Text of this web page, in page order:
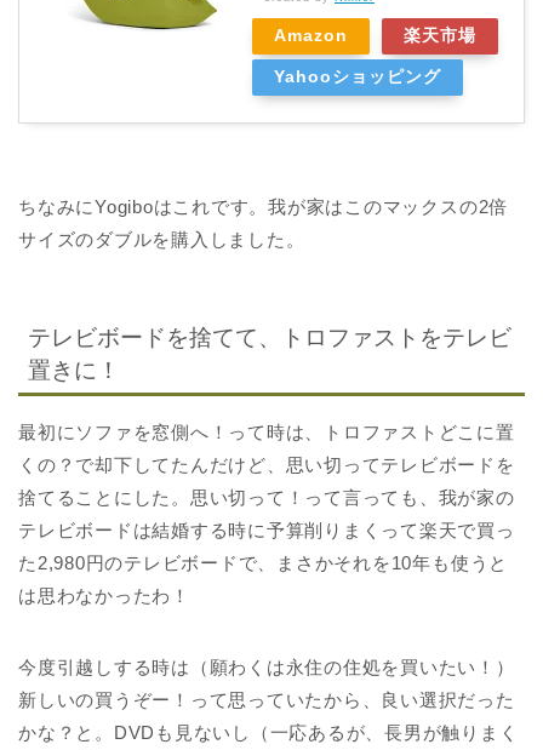
Amazon 楽天市場
Yahooショッピング
ちなみにYogiboはこれです。我が家はこのマックスの2倍
サイズのダブルを購入しました。
テレビボードを捨てて、トロファストをテレビ
置きに！
最初にソファを窓側へ！って時は、トロファストどこに置
くの？で却下してたんだけど、思い切ってテレビボードを
捨てることにした。思い切って！って言っても、我が家の
テレビボードは結婚する時に予算削りまくって楽天で買っ
た2,980円のテレビボードで、まさかそれを10年も使うと
は思わなかったわ！
今度引越しする時は（願わくは永住の住処を買いたい！）
新しいの買うぞー！って思っていたから、良い選択だった
かな？と。DVDも見ないし（一応あるが、長男が触りまく